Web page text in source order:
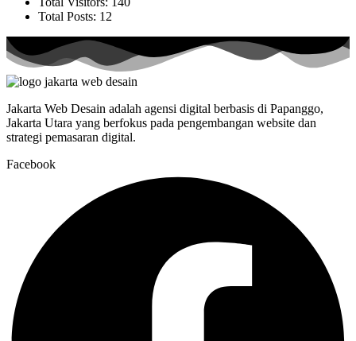
Total Posts: 12
Jakarta Web Desain adalah agensi digital berbasis di Papanggo,
Jakarta Utara yang berfokus pada pengembangan website dan
strategi pemasaran digital.
Facebook